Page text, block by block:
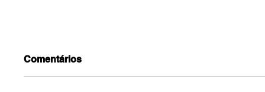
Comentários